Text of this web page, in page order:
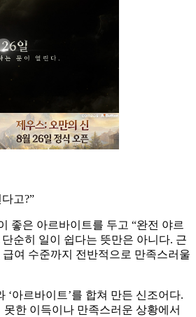
고?”
좋은 아르바이트를 두고 “완전 야르
순히 일이 쉽다는 뜻만은 아니다. 근
여 수준까지 전반적으로 만족스러울
‘아르바이트’를 합쳐 만든 신조어다.
못한 이득이나 만족스러운 상황에서